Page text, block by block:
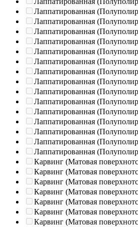
Лаппатированная
Лаппатированная
Лаппатированная
Лаппатированная
Лаппатированная
Лаппатированная
Лаппатированная
Лаппатированная
Лаппатированная
Лаппатированная
Лаппатированная
Лаппатированная
Лаппатированная
Лаппатированная
Лаппатированная
Карвинг (Матовая
Карвинг (Матовая
Карвинг (Матовая
Карвинг (Матовая
Карвинг (Матовая
Карвинг (Матовая
Карвинг (Матовая